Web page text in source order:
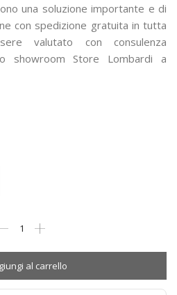
una soluzione importante e di
con spedizione gratuita in tutta
valutato con consulenza
showroom Store Lombardi a
Materasso
Forma
al carrello